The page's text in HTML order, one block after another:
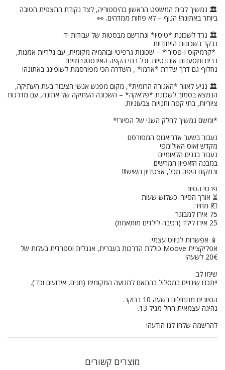
🏛️ נמשיך לבית המשפט הראשון בהיסטוריה, לצד נקודת התצפית הטובה
ביותר באתונה! הנוף – לא פחות ממדהים. 👀
🏛️ נרד לשכונת *טיסיו* ונתרשם מבסטות של עבודות יד.
נבקר בשכונות הייחודיות
*קרמיקוס ו-פסירי* – שכונות גרפיטי ובוהמיה מקומית, עם גלריות אמנות,
ברים ומסעדות אותנטיות. וכל בתי הקפה האינסטגרמיים!
נחלוף גם דרך שדרת *ארמו* , השדרה הכי מפורסמת לשופינג באתונה!
🏛️ נגיע לאזור *האגורה הרומית*, מקום מפגש אנשי הציבור בעת העתיקה,
הנמצא בסמוך לשכונת *פלאקה* – השכונה העתיקה של אתונה, עם מדרגות
ציוריות, בתי קפה וחנויות צבעוניות.
*ומשם נמשיך לחלק השני של הסיור!*
נעבור בשער אדריאנוס המפורסם
מקדש זאוס האולימפי
נעבור בגנים הלאומיים
במבנה הזאפיון המרשים
ובמקום היפה מכל, אצטדיון השיש!!!
פרטי הסיור
⏳ אורך הסיור: כשלוש שעות
💶 מחיר:
📱 אפשרות לניווט עצמי:
אפליקציית Moove כוללת הדרכות בעברית, אנגלית וספרדית בעלות של
20€ לשעה!
שימו לב:
ייתכנו שינויים במסלול בהתאם לתנועה המקומית (חגים, אירועים וכד').
הסיורים מתחילים בשעה 10 בבוקר.
נהיגה עצמאית החל מגיל 13.
להרשמה שלחו לנו הודעה!
מוצרים קשורים